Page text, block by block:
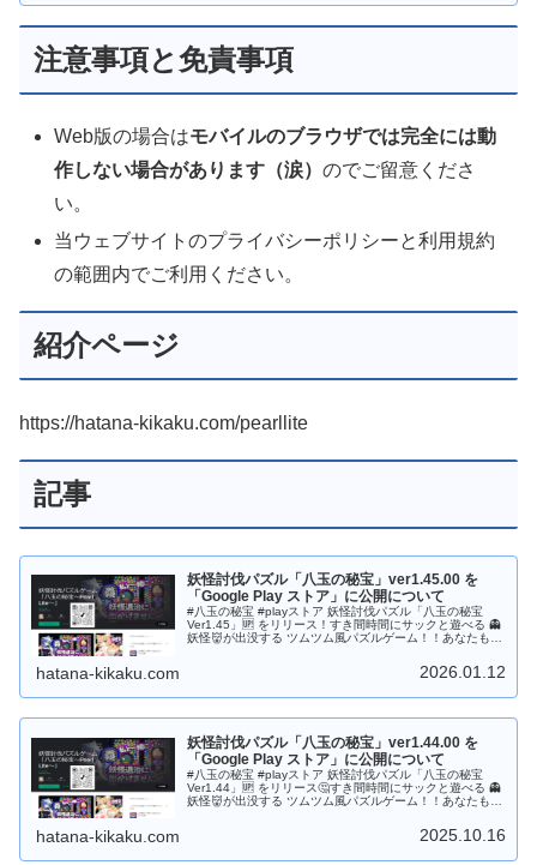
注意事項と免責事項
Web版の場合はモバイルのブラウザでは完全には動
作しない場合があります（涙）のでご留意くださ
い。
当ウェブサイトのプライバシーポリシーと利用規約
の範囲内でご利用ください。
紹介ページ
https://hatana-kikaku.com/pearllite
記事
妖怪討伐パズル「八玉の秘宝」ver1.45.00 を
「Google Play ストア」に公開について
#八玉の秘宝 #playストア 妖怪討伐パズル「八玉の秘宝
Ver1.45」🆙 をリリース！すき間時間にサックと遊べる 👻
妖怪👹が出没する ツムツム風パズルゲーム！！あなたもハ
拡散、よろしくお願いします😘 ⚔Playストア👇
https://play.google.com/store/apps/details?
hatana-kikaku.com 2026.01.12
妖怪討伐パズル「八玉の秘宝」ver1.44.00 を
「Google Play ストア」に公開について
#八玉の秘宝 #playストア 妖怪討伐パズル「八玉の秘宝
Ver1.44」🆙 をリリース🤔すき間時間にサックと遊べる 👻
妖怪👹が出没する ツムツム風パズルゲーム！！あなたもハ
散、よろしくお願いします😘 ⚔Playストア⚔
https://play.google.com/store/apps/details?
hatana-kikaku.com 2025.10.16